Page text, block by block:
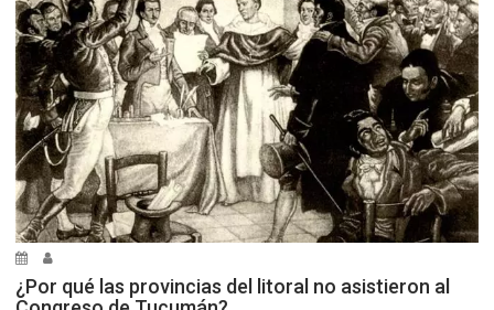
¿Por qué las provincias del litoral no asistieron al